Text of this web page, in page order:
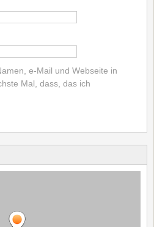
e-Mail und Webseite in
Mal, dass, das ich